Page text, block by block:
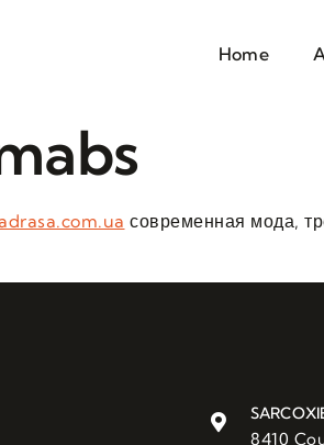
Home
современная мода,
8410